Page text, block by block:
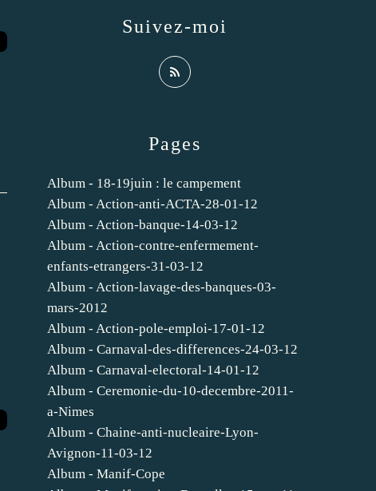
Pages
Album - 18-19juin : le campement
Album - Action-anti-ACTA-28-01-12
Album - Action-banque-14-03-12
Album - Action-contre-enfermement-
enfants-etrangers-31-03-12
Album - Action-lavage-des-banques-03-
mars-2012
Album - Action-pole-emploi-17-01-12
Album - Carnaval-des-differences-24-03-12
Album - Carnaval-electoral-14-01-12
Album - Ceremonie-du-10-decembre-2011-
a-Nimes
Album - Chaine-anti-nucleaire-Lyon-
Avignon-11-03-12
Album - Manif-Cope
Suivez-moi